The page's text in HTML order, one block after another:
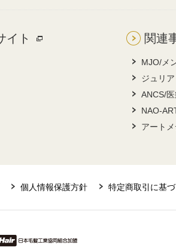
イト 関連
MJO/メ
ジュリ
ANCS/
NAO-
アート
個人情報保護方針 特定商取引に基